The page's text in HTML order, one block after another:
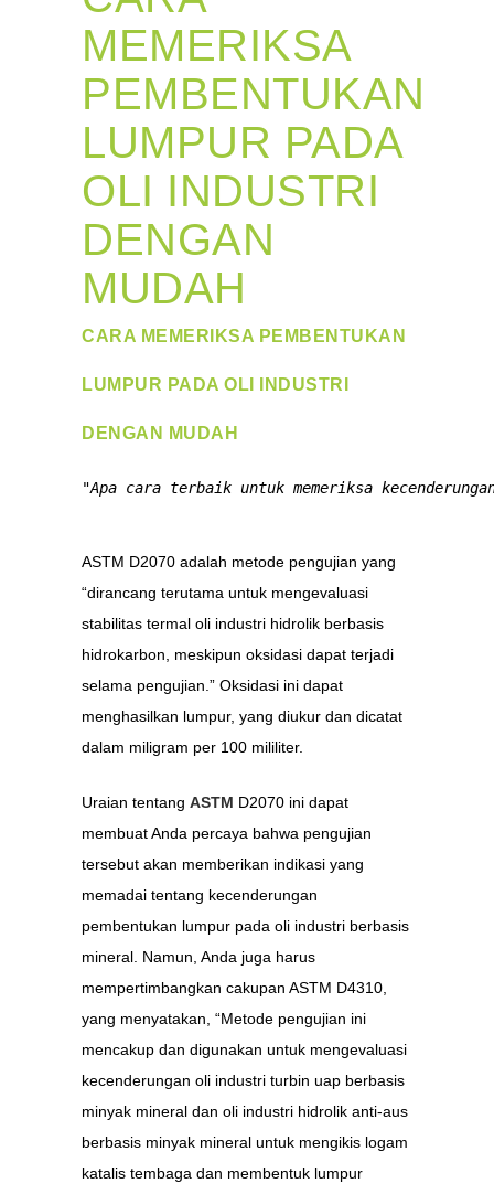
MEMERIKSA
PEMBENTUKAN
LUMPUR PADA
OLI INDUSTRI
DENGAN
MUDAH
CARA MEMERIKSA PEMBENTUKAN
LUMPUR PADA OLI INDUSTRI
DENGAN MUDAH
"Apa cara terbaik untuk memeriksa
ASTM D2070 adalah metode pengujian yang
“dirancang terutama untuk mengevaluasi
stabilitas termal oli industri hidrolik berbasis
hidrokarbon, meskipun oksidasi dapat terjadi
selama pengujian.” Oksidasi ini dapat
menghasilkan lumpur, yang diukur dan dicatat
dalam miligram per 100 mililiter.
Uraian tentang ASTM D2070 ini dapat
membuat Anda percaya bahwa pengujian
tersebut akan memberikan indikasi yang
memadai tentang kecenderungan
pembentukan lumpur pada oli industri berbasis
mineral. Namun, Anda juga harus
mempertimbangkan cakupan ASTM D4310,
yang menyatakan, “Metode pengujian ini
mencakup dan digunakan untuk mengevaluasi
kecenderungan oli industri turbin uap berbasis
minyak mineral dan oli industri hidrolik anti-aus
berbasis minyak mineral untuk mengikis logam
katalis tembaga dan membentuk lumpur